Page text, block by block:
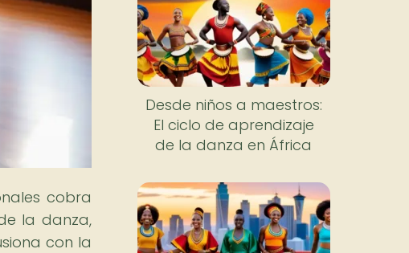
cobra
la danza,
con la
Desde niños a maestros:
El ciclo de aprendizaje
de la danza en África